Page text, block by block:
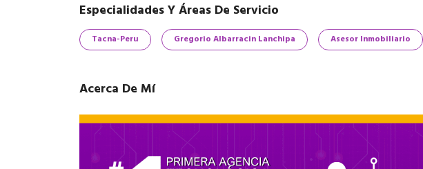
Especialidades Y Áreas De Servicio
Tacna-Peru Gregorio Albarracin Lanchipa Asesor Inmobiliario
Acerca De Mí